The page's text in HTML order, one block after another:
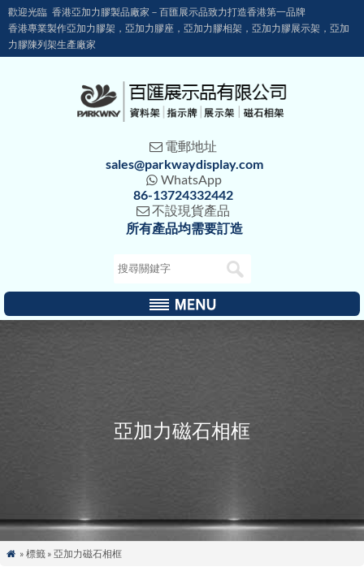
歡迎光臨 香港亞加力膠製品廠家－百匯展示品致力打造香港第一品牌
香港專業製作亞加力膠架，亞加力膠座，亞加力膠相架，亞加力膠展示架，亞加
力膠陳列架生產廠家
 電郵地址
sales@parkwaydisplay.com
 WhatsApp
86-13724332442
不設現貨產品
所有產品均需要訂造
亞加力磁石相框
 » 標籤 » 亞加力磁石相框